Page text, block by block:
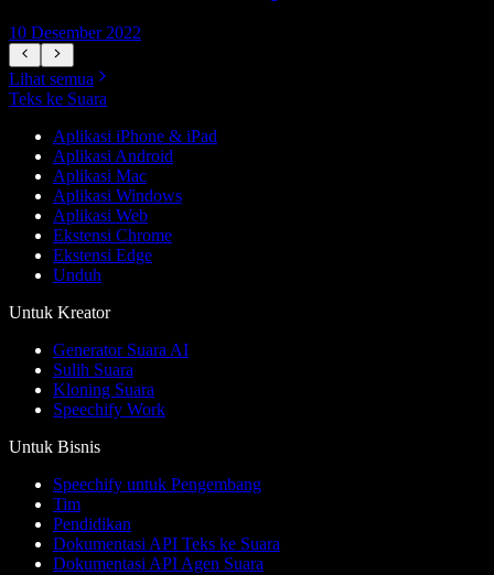
10 Desember 2022
Lihat semua
Teks ke Suara
Aplikasi iPhone & iPad
Aplikasi Android
Aplikasi Mac
Aplikasi Windows
Aplikasi Web
Ekstensi Chrome
Ekstensi Edge
Unduh
Untuk Kreator
Generator Suara AI
Sulih Suara
Kloning Suara
Speechify Work
Untuk Bisnis
Speechify untuk Pengembang
Tim
Pendidikan
Dokumentasi API Teks ke Suara
Dokumentasi API Agen Suara